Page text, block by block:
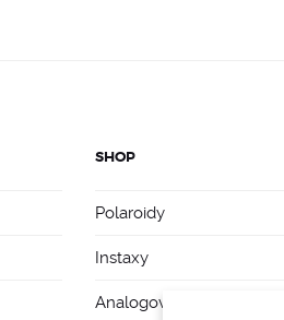
SHOP
Polaroidy
Instaxy
Analogové foťáky